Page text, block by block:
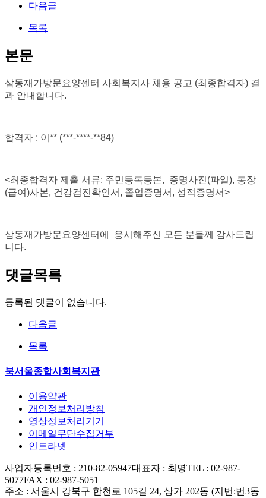
다음글
목록
본문
삼동재가방문요양센터 사회복지사 채용 공고 (최종합격자) 결
과 안내합니다.
합격자 : 이 ** (***-****-**84)
<최종합격자 제출 서류: 주민등록등본, 증명사진 (파일), 통장
(급여)사본, 건강검진확인서 , 졸업증명서, 성적증명서>
삼동재가방문요양센터에 응시해주신 모든 분들께 감사드립
니다.
댓글목록
등록된 댓글이 없습니다.
다음글
목록
북서울종합사회복지관
이용약관
개인정보처리방침
영상정보처리기기
이메일무단수집거부
인트라넷
사업자등록번호 : 210-82-05947대표자 : 최명TEL : 02-987-
5077FAX : 02-987-5051
주소 : 서울시 강북구 한천로 105길 24, 상가 202동 (지번:번3동